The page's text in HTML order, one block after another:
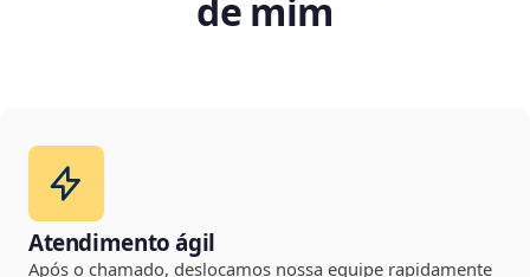
de mim
Atendimento ágil
Após o chamado, deslocamos nossa equipe rapidamente